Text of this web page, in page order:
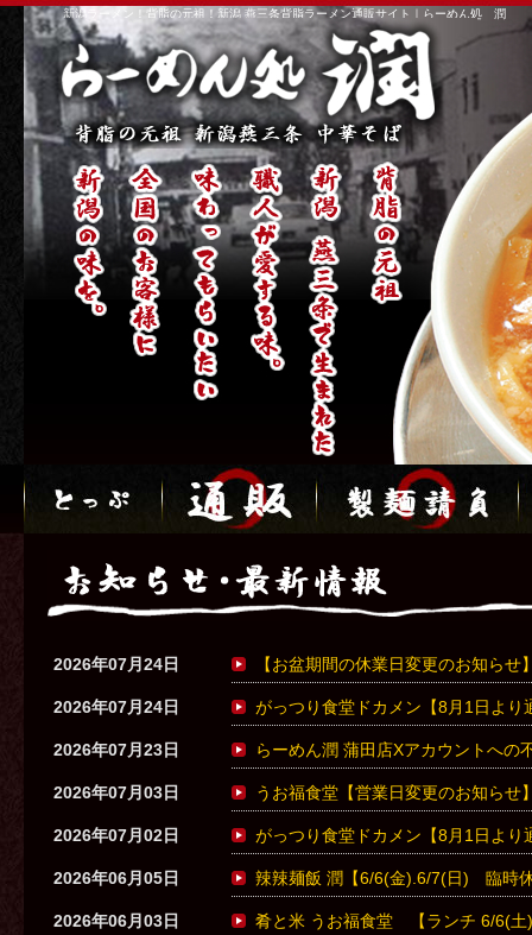
新潟ラーメン！背脂の元祖！新潟 燕三条背脂ラーメン通販サイト｜らーめん処 潤
2026年07月24日 【お盆期間の休業日変更のお知らせ
2026年07月24日 がっつり食堂ドカメン【8月1日より
2026年07月23日 らーめん潤 蒲田店Xアカウントへの
2026年07月03日 うお福食堂【営業日変更のお知らせ
2026年07月02日 がっつり食堂ドカメン【8月1日より
2026年06月05日 辣辣麺飯 潤【6/6(金).6/7(日) 臨時
2026年06月03日 肴と米 うお福食堂 【ランチ 6/6(